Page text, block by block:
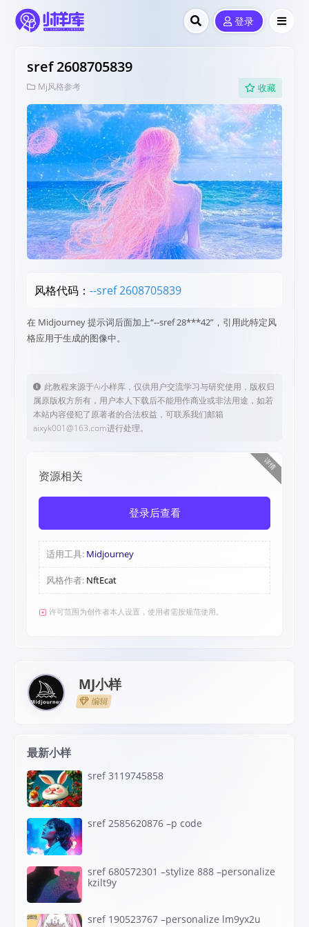
登录
sref 2608705839
Mj风格参考 收藏
风格代码：--sref 2608705839
在 Midjourney 提示词后面加上“--sref 28***42”，引用此特定风
格应用于生成的图像中。
此教程来源于Ai小样库，仅供用户交流学习与研究使用，版权归
属原版权方所有，用户本人下载后不能用作商业或非法用途，如若
本站内容侵犯了原著者的合法权益，可联系我们邮箱
aixyk001@163.com进行处理。
详情
资源相关
登录后查看
适用工具: Midjourney
风格作者: NftEcat
许可范围为创作者本人设置，使用者需按规范使用。
MJ小样
编辑
最新小样
sref 3119745858
sref 2585620876 –p code
sref 680572301 –stylize 888 –personalize
kzilt9y
sref 190523767 –personalize lm9yx2u